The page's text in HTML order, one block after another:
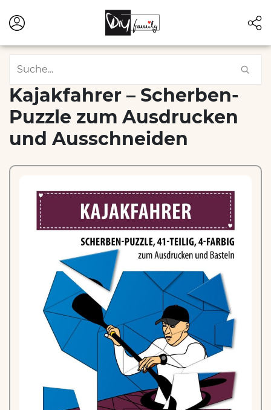
Kajakfahrer – Scherben-
Puzzle zum Ausdrucken
und Ausschneiden